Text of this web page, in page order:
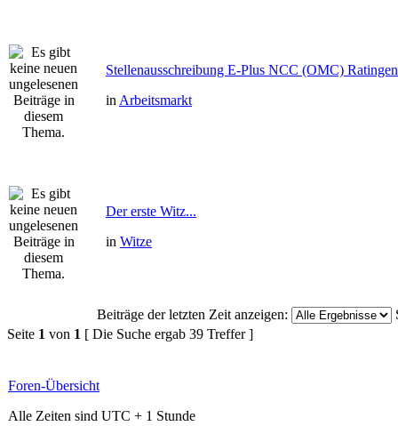
Stellenausschreibung E-Plus NCC (OMC) Ratingen
in Arbeitsmarkt
Der erste Witz...
in Witze
Beiträge der letzten Zeit anzeigen:
Seite 1 von 1 [ Die Suche ergab 39 Treffer ]
Foren-Übersicht
Alle Zeiten sind UTC + 1 Stunde